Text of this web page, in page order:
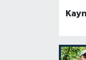
Erzurum